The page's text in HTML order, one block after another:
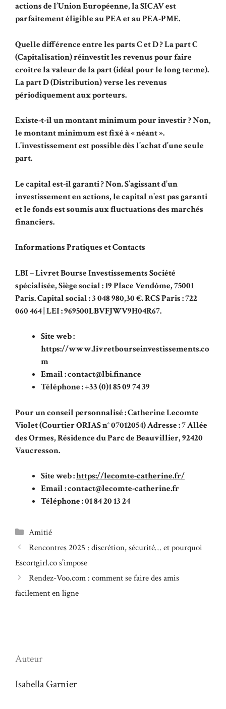
actions de l’Union Européenne, la SICAV est
parfaitement éligible au PEA et au PEA-PME.
Quelle différence entre les parts C et D ? La part C
(Capitalisation) réinvestit les revenus pour faire
croître la valeur de la part (idéal pour le long terme).
La part D (Distribution) verse les revenus
périodiquement aux porteurs.
Existe-t-il un montant minimum pour investir ? Non,
le montant minimum est fixé à « néant ».
L’investissement est possible dès l’achat d’une seule
part.
Le capital est-il garanti ? Non. S’agissant d’un
investissement en actions, le capital n’est pas garanti
et le fonds est soumis aux fluctuations des marchés
financiers.
Informations Pratiques et Contacts
LBI – Livret Bourse Investissements Société
spécialisée, Siège social : 19 Place Vendôme, 75001
Paris. Capital social : 3 048 980,30 €. RCS Paris : 722
060 464 | LEI : 969500LBVFJWV9H04R67.
Site web :
https://www.livretbourseinvestissements.co
m
Email : contact@lbi.finance
Téléphone : +33 (0)1 85 09 74 39
Pour un conseil personnalisé : Catherine Lecomte
Violet (Courtier ORIAS n° 07012054) Adresse : 7 Allée
des Ormes, Résidence du Parc de Beauvillier, 92420
Vaucresson.
Site web :https://lecomte-catherine.fr/
Email : contact@lecomte-catherine.fr
Téléphone : 01 84 20 13 24
Catégories
Amitié
Rencontres 2025 : discrétion, sécurité… et pourquoi
Escortgirl.co s’impose
Rendez-Voo.com : comment se faire des amis
facilement en ligne
Auteur
Isabella Garnier